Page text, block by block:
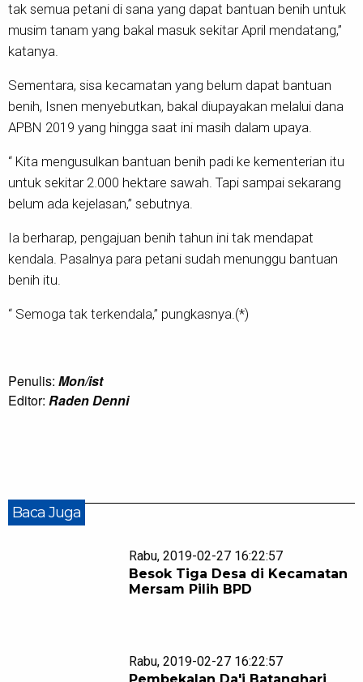
tak semua petani di sana yang dapat bantuan benih untuk
musim tanam yang bakal masuk sekitar April mendatang,”
katanya.
Sementara, sisa kecamatan yang belum dapat bantuan
benih, Isnen menyebutkan, bakal diupayakan melalui dana
APBN 2019 yang hingga saat ini masih dalam upaya.
“ Kita mengusulkan bantuan benih padi ke kementerian itu
untuk sekitar 2.000 hektare sawah. Tapi sampai sekarang
belum ada kejelasan,” sebutnya.
Ia berharap, pengajuan benih tahun ini tak mendapat
kendala. Pasalnya para petani sudah menunggu bantuan
benih itu.
“ Semoga tak terkendala,” pungkasnya.(*)
Penulis: Mon/ist
Editor: Raden Denni
Baca Juga
Rabu, 2019-02-27 16:22:57
Besok Tiga Desa di Kecamatan
Mersam Pilih BPD
Rabu, 2019-02-27 16:22:57